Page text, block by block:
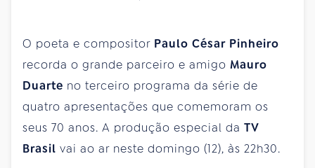
O poeta e compositor Paulo César Pinheiro
recorda o grande parceiro e amigo Mauro
Duarte no terceiro programa da série de
quatro apresentações que comemoram os
seus 70 anos. A produção especial da TV
Brasil vai ao ar neste domingo (12), às 22h30.